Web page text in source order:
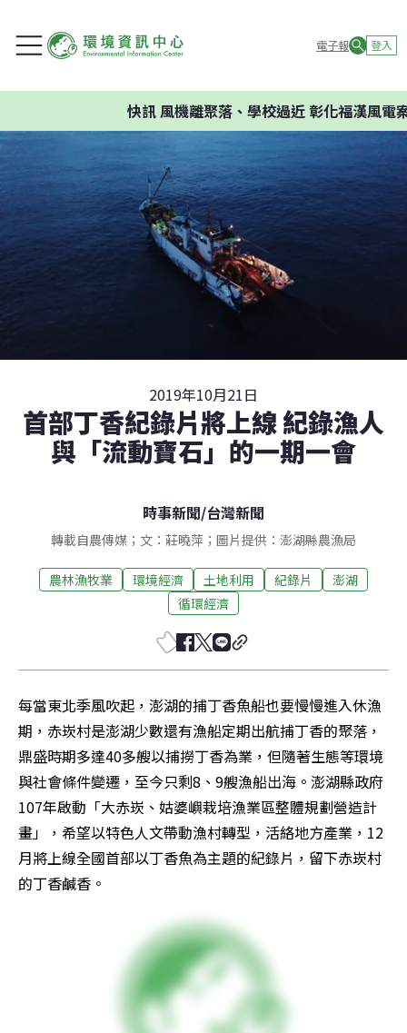
電子報 登入
風機離聚落、學校過近 彰化福漢風電案環
2019年10月21日
首部丁香紀錄片將上線 紀錄漁人
與「流動寶石」的一期一會
時事新聞/台灣新聞
轉載自農傳媒；文：莊曉萍；圖片提供：澎湖縣農漁局
農林漁牧業 環境經濟 土地利用 紀錄片
澎湖
循環經濟
每當東北季風吹起，澎湖的捕丁香魚船也要慢慢進入休漁
期，赤崁村是澎湖少數還有漁船定期出航捕丁香的聚落，
鼎盛時期多達40多艘以捕撈丁香為業，但隨著生態等環境
與社會條件變遷，至今只剩8、9艘漁船出海。澎湖縣政府
107年啟動「大赤崁、姑婆嶼栽培漁業區整體規劃營造計
畫」，希望以特色人文帶動漁村轉型，活絡地方產業，12
月將上線全國首部以丁香魚為主題的紀錄片，留下赤崁村
的丁香鹹香。